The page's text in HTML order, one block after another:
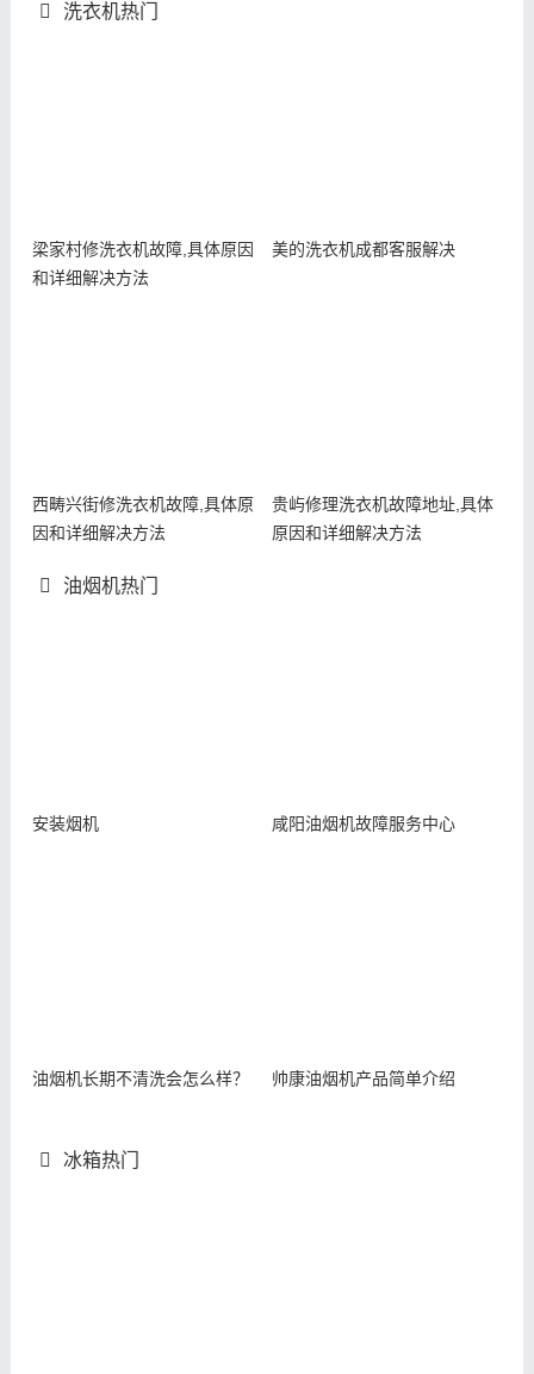
洗衣机热门
梁家村修洗衣机故障,具体原因
和详细解决方法
美的洗衣机成都客服解决
西畴兴街修洗衣机故障,具体原
因和详细解决方法
贵屿修理洗衣机故障地址,具体
原因和详细解决方法
油烟机热门
安装烟机 咸阳油烟机故障服务中心
油烟机长期不清洗会怎么样？ 帅康油烟机产品简单介绍
冰箱热门